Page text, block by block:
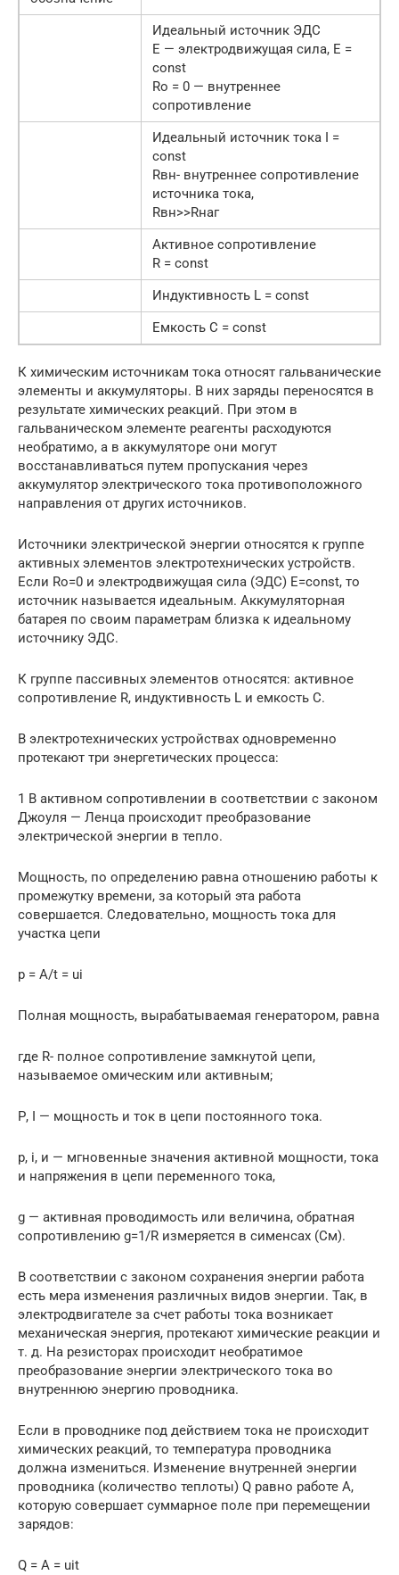
Идеальный источник ЭДС
Е — электродвижущая сила, Е =
const
Ro = 0 — внутреннее
сопротивление
Идеальный источник тока I =
const
Rвн- внутреннее сопротивление
источника тока,
Rвн>>Rнаг
Активное сопротивление
R = const
Индуктивность L = const
Емкость С = const
К химическим источникам тока относят гальванические
элементы и аккумуляторы. В них заряды переносятся в
результате химических реакций. При этом в
гальваническом элементе реагенты расходуются
необратимо, а в аккумуляторе они могут
восстанавливаться путем пропускания через
аккумулятор электрического тока противоположного
направления от других источников.
Источники электрической энергии относятся к группе
активных элементов электротехнических устройств.
Если Rо=0 и электродвижущая сила (ЭДС) Е=const, то
источник называется идеальным. Аккумуляторная
батарея по своим параметрам близка к идеальному
источнику ЭДС.
К группе пассивных элементов относятся: активное
сопротивление R, индуктивность L и емкость С.
В электротехнических устройствах одновременно
протекают три энергетических процесса:
1 В активном сопротивлении в соответствии с законом
Джоуля — Ленца происходит преобразование
электрической энергии в тепло.
Мощность, по определению равна отношению работы к
промежутку времени, за который эта работа
совершается. Следовательно, мощность тока для
участка цепи
p = A/t = ui
Полная мощность, вырабатываемая генератором, равна
где R- полное сопротивление замкнутой цепи,
называемое омическим или активным;
Р, I — мощность и ток в цепи постоянного тока.
р, i, и — мгновенные значения активной мощности, тока
и напряжения в цепи переменного тока,
g — активная проводимость или величина, обратная
сопротивлению g=1/R измеряется в сименсах (См).
В соответствии с законом сохранения энергии работа
есть мера изменения различных видов энергии. Так, в
электродвигателе за счет работы тока возникает
механическая энергия, протекают химические реакции и
т. д. На резисторах происходит необратимое
преобразование энергии электрического тока во
внутреннюю энергию проводника.
Если в проводнике под действием тока не происходит
химических реакций, то температура проводника
должна измениться. Изменение внутренней энергии
проводника (количество теплоты) Q равно работе А,
которую совершает суммарное поле при перемещении
зарядов:
Q = А = uit